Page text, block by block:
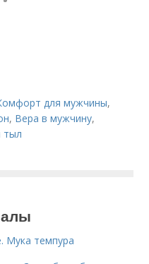
для мужчины,
, Вера в мужчину,
тыл
Мука темпура